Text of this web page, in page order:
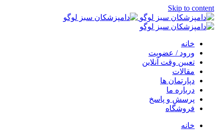
Skip to content
خانه
ورود / عضویت
تعیین وقت آنلاین
مقالات
دپارتمان ها
درباره ما
پرسش و پاسخ
فروشگاه
خانه